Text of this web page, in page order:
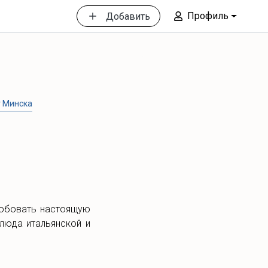
Добавить Профиль
Минска
настоящую
итальянской и